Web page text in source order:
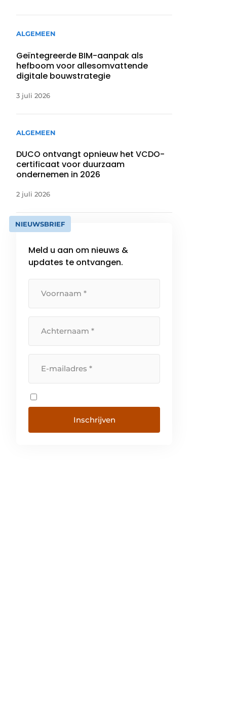
ALGEMEEN
Geïntegreerde BIM-aanpak als
hefboom voor allesomvattende
digitale bouwstrategie
3 juli 2026
ALGEMEEN
DUCO ontvangt opnieuw het VCDO-
certificaat voor duurzaam
ondernemen in 2026
2 juli 2026
NIEUWSBRIEF
Meld u aan om nieuws &
updates te ontvangen.